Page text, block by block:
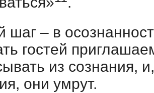
шаг – в
гостей
из сознания,
они умрут.